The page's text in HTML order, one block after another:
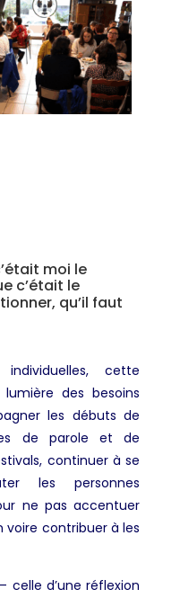
moi le
c’était le
qu’il faut
cette
des besoins
les débuts de
de parole et de
continuer à se
les personnes
ne pas accentuer
voire contribuer à les
celle d’une réflexion